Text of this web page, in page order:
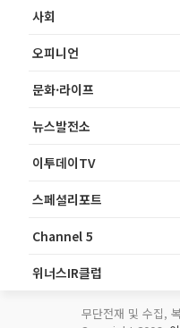
사회
오피니언
문화·라이프
뉴스발전소
이투데이TV
스페셜리포트
Channel 5
위너스IR클럽
무단전재 및 수집,